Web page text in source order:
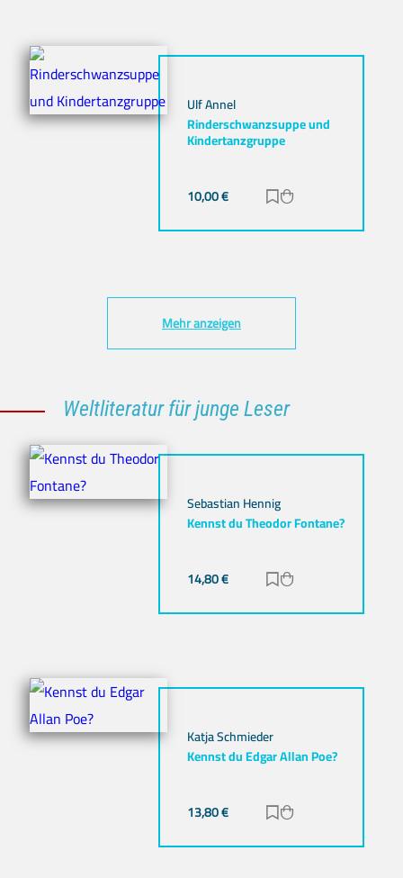
Ulf Annel
Rinderschwanzsuppe und
Kindertanzgruppe
10,00€ Zur Merkliste
Mehr anzeigen
Weltliteratur für junge Leser
Sebastian Hennig
Kennst du Theodor Fontane?
14,80€ Zur Merkliste
Katja Schmieder
Kennst du Edgar Allan Poe?
13,80€ Zur Merkliste